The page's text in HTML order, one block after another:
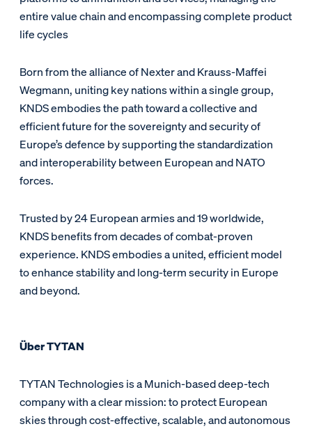
entire value chain and encompassing complete product
life cycles
Born from the alliance of Nexter and Krauss-Maffei
Wegmann, uniting key nations within a single group,
KNDS embodies the path toward a collective and
efficient future for the sovereignty and security of
Europe’s defence by supporting the standardization
and interoperability between European and NATO
forces.
Trusted by 24 European armies and 19 worldwide,
KNDS benefits from decades of combat-proven
experience. KNDS embodies a united, efficient model
to enhance stability and long-term security in Europe
and beyond.
Über TYTAN
TYTAN Technologies is a Munich-based deep-tech
company with a clear mission: to protect European
skies through cost-effective, scalable, and autonomous